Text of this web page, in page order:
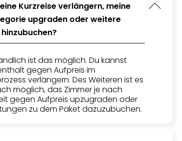
Kurzreise verlängern, meine
upgraden oder weitere
ist das möglich. Du kannst
gegen Aufpreis im
verlängern. Des Weiteren ist es
möglich, das Zimmer je nach
gegen Aufpreis upzugraden oder
zu dem Paket dazuzubuchen.